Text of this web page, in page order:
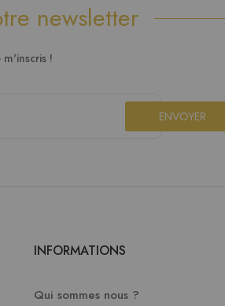
newsletter
m'inscris !
ENVOYER
INFORMATIONS
Qui sommes nous ?